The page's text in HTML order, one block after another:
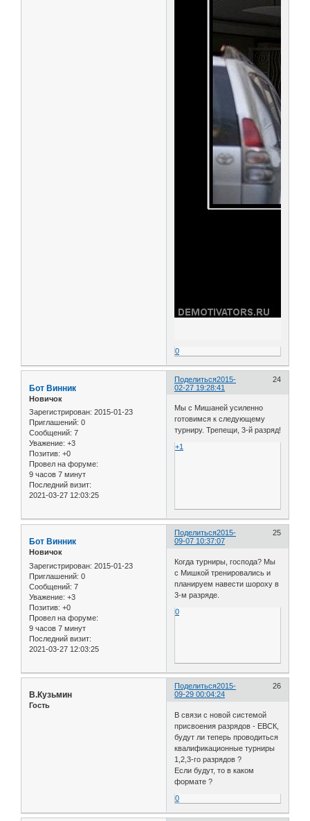
0
Поделиться 24
2015-
02-27 19:28:41
Бот Винник
Новичок
Зарегистрирован: 2015-01-23
Приглашений: 0
Сообщений: 7
Уважение: +3
Позитив: +0
Провел на форуме:
9 часов 7 минут
Последний визит:
2021-03-27 12:03:25
Мы с Мишаней усиленно
готовимся к следующему
турниру. Трепещи, 3-й разряд!
+1
Поделиться 25
2015-
09-07 10:37:07
Бот Винник
Новичок
Зарегистрирован: 2015-01-23
Приглашений: 0
Сообщений: 7
Уважение: +3
Позитив: +0
Провел на форуме:
9 часов 7 минут
Последний визит:
2021-03-27 12:03:25
Когда турниры, господа? Мы
с Мишкой тренировались и
планируем навести шороху в
3-м разряде.
0
Поделиться 26
2015-
09-29 00:04:24
В.Кузьмин
Гость
В связи с новой системой
присвоения разрядов - ЕВСК,
будут ли теперь проводиться
квалификационные турниры
1,2,3-го разрядов ?
Если будут, то в каком
формате ?
0